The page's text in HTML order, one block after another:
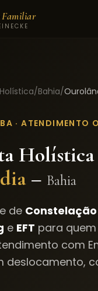
Familiar
/Bahia/
BA · ATENDIMENTO
Holística
– Bahia
de
e EFT para
com
deslocamento,